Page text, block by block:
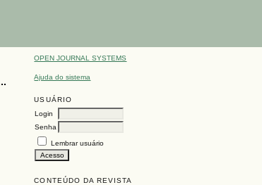
OPEN JOURNAL SYSTEMS
Ajuda do sistema
USUÁRIO
Login
Senha
Lembrar usuário
CONTEÚDO DA REVISTA